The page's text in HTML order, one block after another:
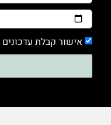
אישור קבלת